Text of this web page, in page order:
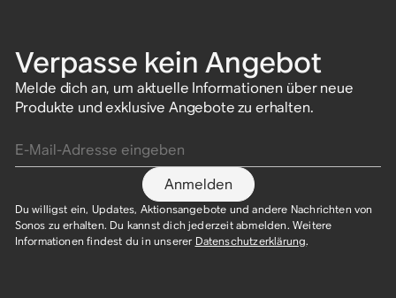
Verpasse kein Angebot
Melde dich an, um aktuelle Informationen über neue
Produkte und exklusive Angebote zu erhalten.
Anmelden
Du willigst ein, Updates, Aktionsangebote und andere Nachrichten von
Sonos zu erhalten. Du kannst dich jederzeit abmelden. Weitere
Informationen findest du in unserer Datenschutzerklärung.​